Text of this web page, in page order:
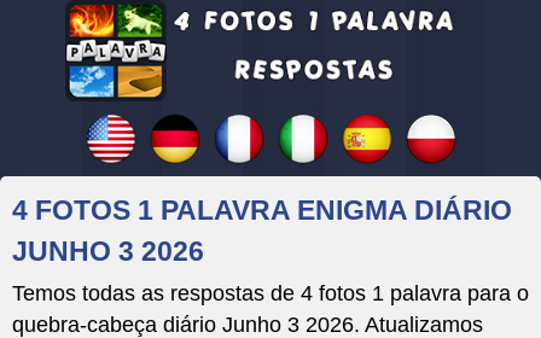
4 FOTOS 1 PALAVRA ENIGMA DIÁRIO
JUNHO 3 2026
Temos todas as respostas de 4 fotos 1 palavra para o
quebra-cabeça diário Junho 3 2026. Atualizamos